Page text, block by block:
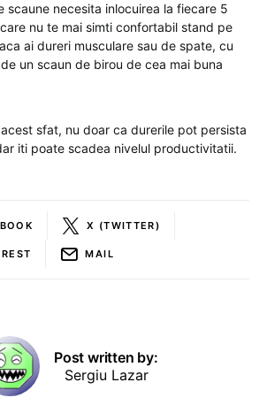
scaune necesita inlocuirea la fiecare 5
nu te mai simti confortabil stand pe
ai dureri musculare sau de spate, cu
un scaun de birou de cea mai buna
sfat, nu doar ca durerile pot persista
iti poate scadea nivelul productivitatii.
X (TWITTER)
MAIL
Post written by:
Sergiu Lazar